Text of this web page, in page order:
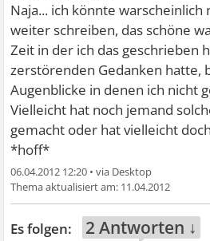
Naja... ich könnte warscheinlich
weiter schreiben, das schöne
Zeit in der ich das geschrieben
zerstörenden Gedanken hatte,
Augenblicke in denen ich nicht
Vielleicht hat noch jemand
gemacht oder hat vielleicht
*hoff*
06.04.2012 12:20 •
11.04.2012
2 Antworten ↓